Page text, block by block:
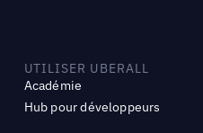
UTILISER UBERALL
Académie
Hub pour développeurs